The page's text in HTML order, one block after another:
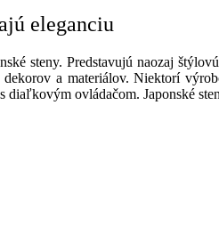
eleganciu
steny. Predstavujú naozaj
a materiálov. Niektorí
ovládačom. Japonské